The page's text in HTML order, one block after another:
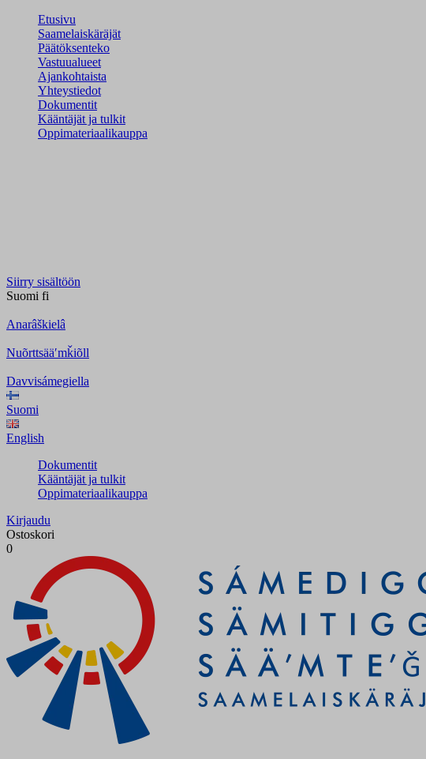
Etusivu
Saamelaiskäräjät
Päätöksenteko
Vastuualueet
Ajankohtaista
Yhteystiedot
Dokumentit
Kääntäjät ja tulkit
Oppimateriaalikauppa
Siirry sisältöön
Suomi fi
Anarâškielâ
Nuõrttsääʹmǩiõll
Davvisámegiella
Suomi
English
Dokumentit
Kääntäjät ja tulkit
Oppimateriaalikauppa
Kirjaudu
Ostoskori
0